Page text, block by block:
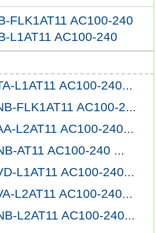
×进深95mmK3HB-
240
～240V。
，对压力、负载、转矩
，
选设备判断是否合格的
切换绿色/红色2种显示
视操作趋势。
电压：AC100～
～24V欧姆龙K3HB-
240。
FLK1AT11 AC100-240
L1AT11 AC100-240
L1AT11 AC100-240...
FLK1AT11 AC100-2...
L2AT11 AC100-240...
AT11 AC100-240 ...
L1AT11 AC100-240...
L2AT11 AC100-240...
L2AT11 AC100-240...